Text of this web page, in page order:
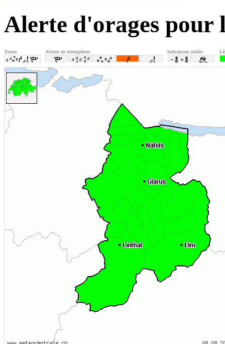
Alerte d'orages pour
Toutes Alertes de intempéries Indications météo